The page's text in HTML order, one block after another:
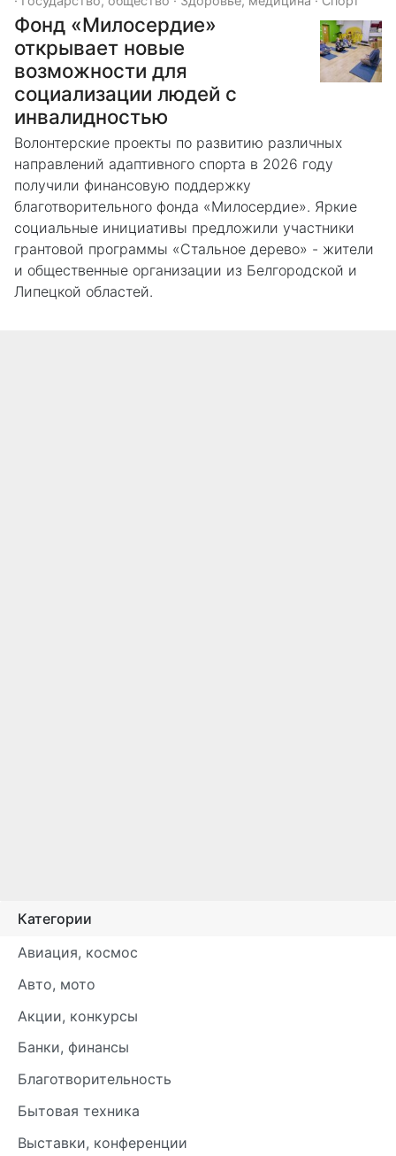
Фонд «Милосердие»
открывает новые
возможности для
социализации людей с
инвалидностью
Волонтерские проекты по развитию различных
направлений адаптивного спорта в 2026 году
получили финансовую поддержку
благотворительного фонда «Милосердие». Яркие
социальные инициативы предложили участники
грантовой программы «Стальное дерево» - жители
и общественные организации из Белгородской и
Липецкой областей.
Категории
Авиация, космос
Авто, мото
Акции, конкурсы
Банки, финансы
Благотворительность
Бытовая техника
Выставки, конференции